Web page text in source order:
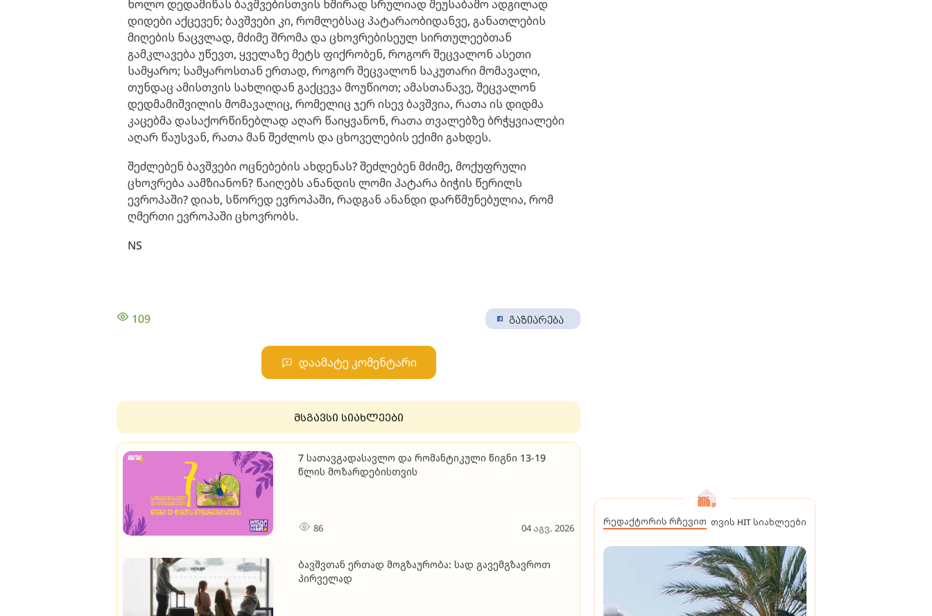
ხოლო დედამიწას ბავშვებისთვის ხშირად სრულიად შეუსაბამო ადგილად
დიდები აქცევენ; ბავშვები კი, რომლებსაც პატარაობიდანვე, განათლების
მიღების ნაცვლად, მძიმე შრომა და ცხოვრებისეულ სირთულეებთან
გამკლავება უწევთ, ყველაზე მეტს ფიქრობენ, როგორ შეცვალონ ასეთი
სამყარო; სამყაროსთან ერთად, როგორ შეცვალონ საკუთარი მომავალი,
თუნდაც ამისთვის სახლიდან გაქცევა მოუწიოთ; ამასთანავე, შეცვალონ
დედმამიშვილის მომავალიც, რომელიც ჯერ ისევ ბავშვია, რათა ის დიდმა
კაცებმა დასაქორწინებლად აღარ წაიყვანონ, რათა თვალებზე ბრჭყვიალები
აღარ წაუსვან, რათა მან შეძლოს და ცხოველების ექიმი გახდეს.
შეძლებენ ბავშვები ოცნებების ახდენას? შეძლებენ მძიმე, მოქუფრული
ცხოვრება აამზიანონ? წაიღებს ანანდის ლომი პატარა ბიჭის წერილს
ევროპაში? დიახ, სწორედ ევროპაში, რადგან ანანდი დარწმუნებულია, რომ
ღმერთი ევროპაში ცხოვრობს.
NS
109 გაზიარება
დაამატე კომენტარი
მსგავსი სიახლეები
7 სათავგადასავლო და რომანტიკული წიგნი 13-19
წლის მოზარდებისთვის
86 04 აგვ. 2026
ბავშვთან ერთად მოგზაურობა: სად გავემგზავროთ
პირველად
რედაქტორის რჩევით თვის HIT სიახლეები